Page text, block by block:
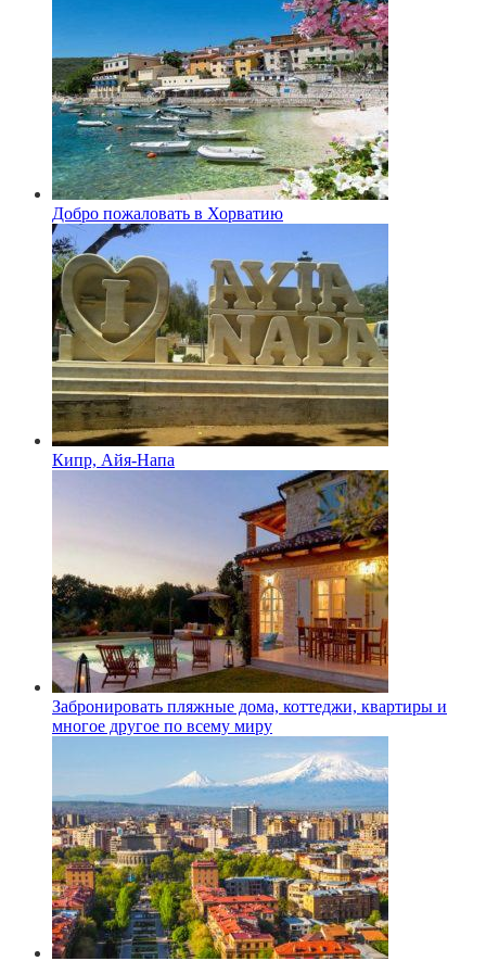
Добро пожаловать в Хорватию
Кипр, Айя-Напа
Забронировать пляжные дома, коттеджи, квартиры и
многое другое по всему миру